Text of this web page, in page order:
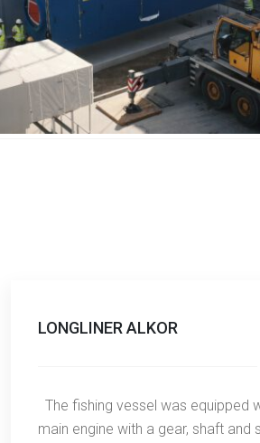
LONGLINER ALKOR
The fishing vessel was equipped
main engine with a gear, shaft